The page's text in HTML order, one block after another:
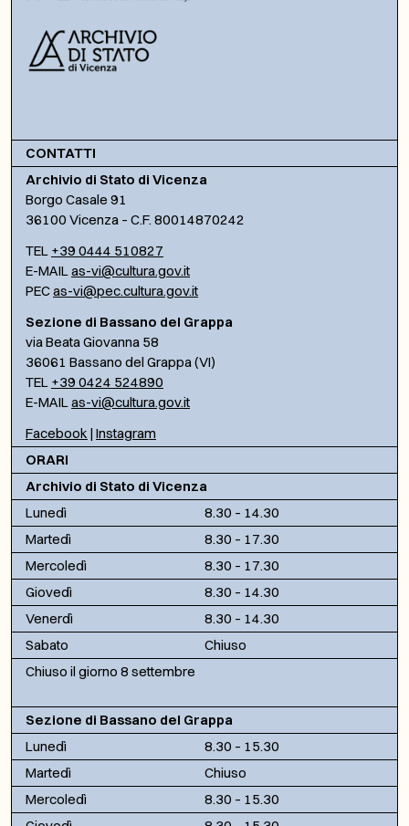
CONTATTI
Archivio di Stato di Vicenza
Borgo Casale 91
36100 Vicenza – C.F. 80014870242
TEL +39 0444 510827
E-MAILas-vi@cultura.gov.it
PECas-vi@pec.cultura.gov.it
Sezione di Bassano del Grappa
via Beata Giovanna 58
36061 Bassano del Grappa (VI)
TEL +39 0424 524890
E-MAILas-vi@cultura.gov.it
Facebook | Instagram
ORARI
Archivio di Stato di Vicenza
Lunedì
8.30 – 14.30
Martedì
8.30 – 17.30
Mercoledì
8.30 – 17.30
Giovedì
8.30 – 14.30
Venerdì
8.30 – 14.30
Sabato
Chiuso
Chiuso il giorno 8 settembre
Sezione di Bassano del Grappa
Lunedì
8.30 – 15.30
Martedì
Chiuso
Mercoledì
8.30 – 15.30